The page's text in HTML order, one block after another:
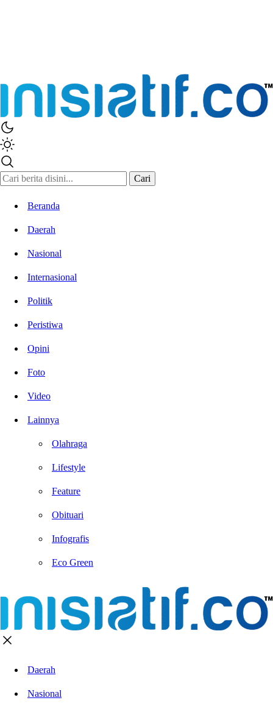
Inisiatif.co
Stay Connected Stay Informed
Cari
Beranda
Daerah
Nasional
Internasional
Politik
Peristiwa
Opini
Foto
Video
Lainnya
Olahraga
Lifestyle
Feature
Obituari
Infografis
Eco Green
Daerah
Nasional